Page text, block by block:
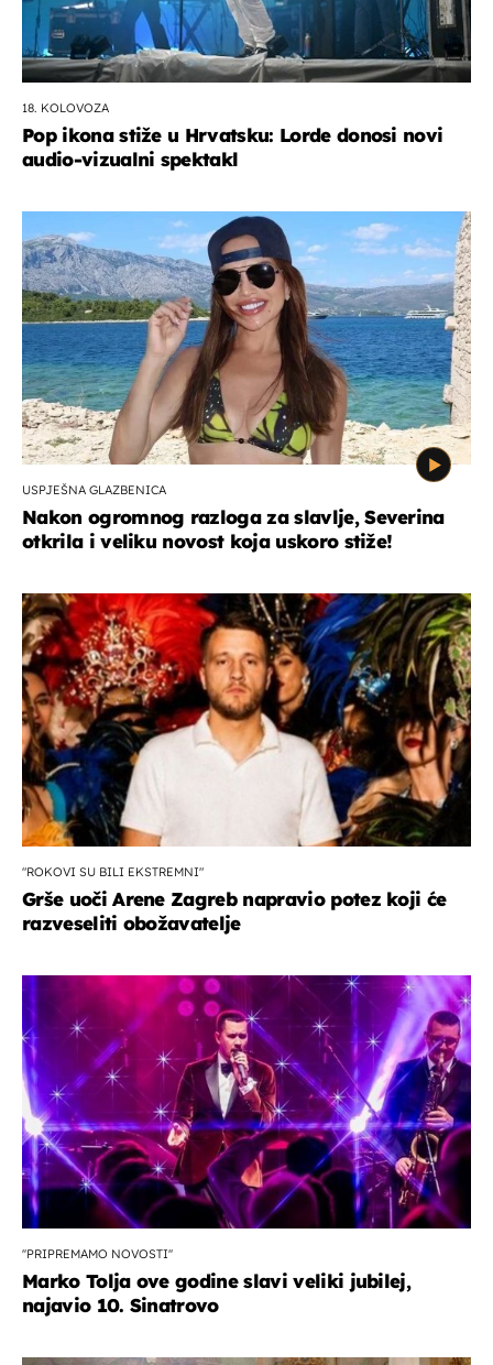
18. KOLOVOZA
Pop ikona stiže u Hrvatsku: Lorde donosi novi
audio-vizualni spektakl
USPJEŠNA GLAZBENICA
Nakon ogromnog razloga za slavlje, Severina
otkrila i veliku novost koja uskoro stiže!
"ROKOVI SU BILI EKSTREMNI"
Grše uoči Arene Zagreb napravio potez koji će
razveseliti obožavatelje
''PRIPREMAMO NOVOSTI''
Marko Tolja ove godine slavi veliki jubilej,
najavio 10. Sinatrovo